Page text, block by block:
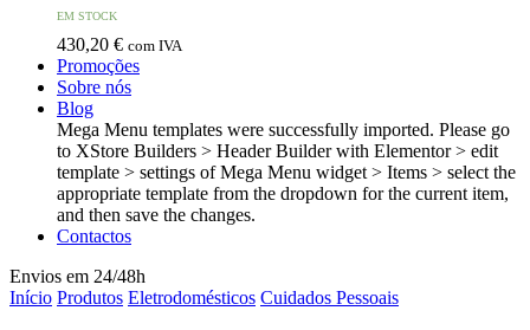
EM STOCK
430,20 € com IVA
Promoções
Sobre nós
Blog
Mega Menu templates were successfully imported. Please go
to XStore Builders > Header Builder with Elementor > edit
template > settings of Mega Menu widget > Items > select the
appropriate template from the dropdown for the current item,
and then save the changes.
Contactos
Envios em 24/48h
Início Produtos Eletrodomésticos Cuidados Pessoais